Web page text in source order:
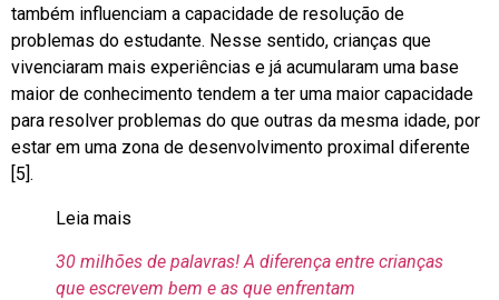
também influenciam a capacidade de resolução de
problemas do estudante. Nesse sentido, crianças que
vivenciaram mais experiências e já acumularam uma base
maior de conhecimento tendem a ter uma maior capacidade
para resolver problemas do que outras da mesma idade, por
estar em uma zona de desenvolvimento proximal diferente
[5].
Leia mais
30 milhões de palavras! A diferença entre crianças
que escrevem bem e as que enfrentam